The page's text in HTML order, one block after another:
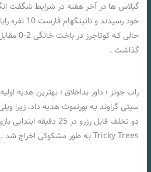
گیلاس ها در آخر هفته در شرایط شگفت
حالی کـه
گذاشت .
راب جونز ؛ داور بداخلاق ؛ بهترین هدیه
سیتی گراوند بـه بورنموث هدیه داد، زیرا
Tricky Trees بـه طور مشکوکی اخراج شد .